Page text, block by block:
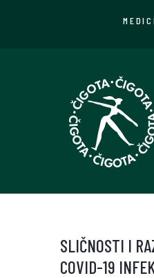
SLIČNOSTI I
COVID-19